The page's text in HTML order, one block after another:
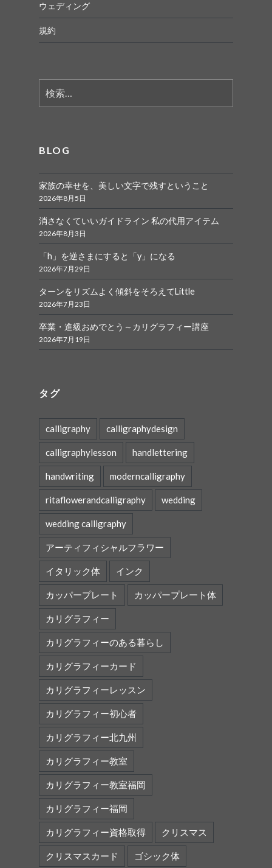
ウェディング
規約
索:
BLOG
家族の幸せを、美しい文字で残すということ
2026年8月5日
消さなくていいガイドライン 私の代用アイテム
2026年8月3日
「h」を逆さまにすると「y」になる
2026年7月29日
ターンをリズムよく傾斜をそろえてLittle
2026年7月23日
卒業・進級おめでとう～カリグラフィー講座
2026年7月19日
タグ
calligraphy calligraphydesign
calligraphylesson handlettering
handwriting moderncalligraphy
ritaflowerandcalligraphy wedding
wedding calligraphy
アーティフィシャルフラワー
イタリック体 インク
カッパープレート カッパープレート体
カリグラフィー
カリグラフィーのある暮らし
カリグラフィーカード
カリグラフィーレッスン
カリグラフィー初心者
カリグラフィー北九州
カリグラフィー教室
カリグラフィー教室福岡
カリグラフィー福岡
カリグラフィー資格取得 クリスマス
クリスマスカード ゴシック体